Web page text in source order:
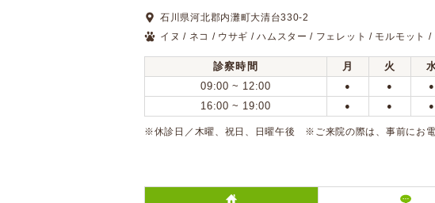
石川県河北郡内灘町大清台330-2
イヌ / ネコ / ウサギ / ハムスター / フェレット / モルモット /
診察時間 月 火
09:00 ~ 12:00
● ● ●
16:00 ~ 19:00 ● ● ●
※休診日／木曜、祝日、日曜午後 ※ご来院の際は、事前にお電